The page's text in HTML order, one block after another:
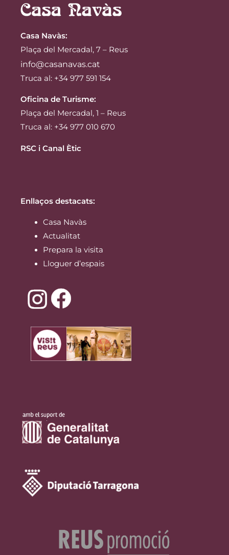
Casa Navàs:
Plaça del Mercadal, 7 – Reus
info@casanavas.cat
Truca al: +34 977 591 154
Oficina de Turisme:
Plaça del Mercadal, 1 – Reus
Truca al: +34 977 010 670
RSC i Canal Ètic
Enllaços destacats:
Casa Navàs
Actualitat
Prepara la visita
Lloguer d’espais